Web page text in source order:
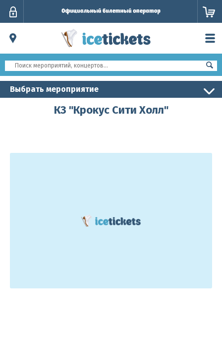
Выбрать мероприятие
КЗ "Крокус Сити Холл"